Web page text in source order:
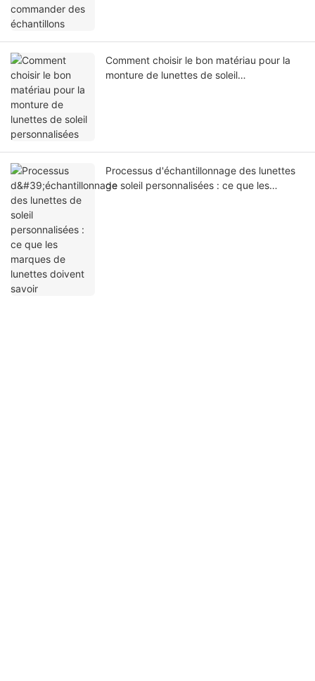
Comment choisir le bon matériau pour la
monture de lunettes de soleil
Processus d'échantillonnage des lunettes
de soleil personnalisées : ce que les